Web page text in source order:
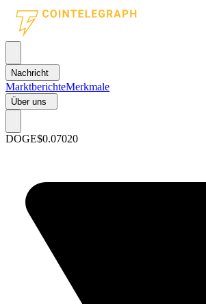
Nachricht
MarktberichteMerkmale
Über uns
DOGE$0.07020